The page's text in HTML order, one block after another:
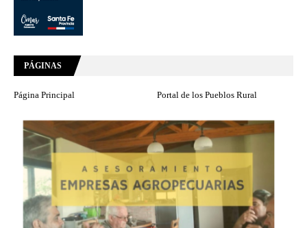
PÁGINAS
Página Principal Portal de los Pueblos Rural